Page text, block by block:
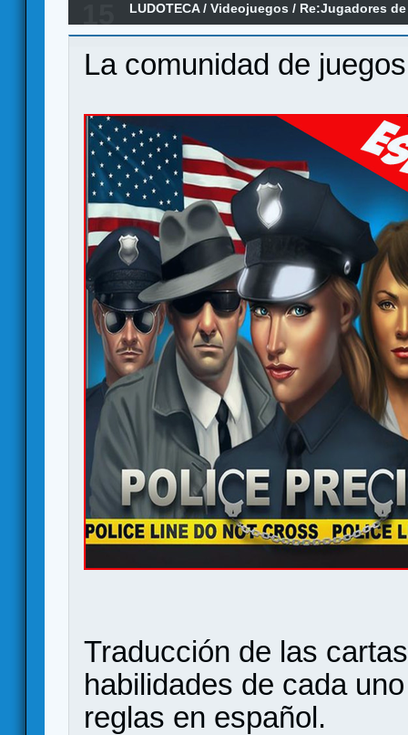
LUDOTECA/Videojuegos / Re:Jugadores
al grupo!
La comunidad de
Traducción de las
habilidades de cada
reglas en español.